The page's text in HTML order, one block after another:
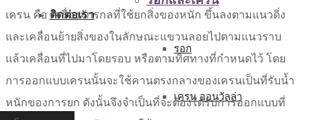
ติดต่อเรา
รอก
เครน ออนวัลล่า
เครน คือ เครื่องจักรกลที่ใช้ยกสิ่งของหนัก ขึ้นลงตามแนวดิ่ง
และเคลื่อนย้ายสิ่งของในลักษณะแขวนลอยไปตามแนวราบ
แล้วเคลื่อนที่ไปมาโดยรอบ หรือตามทิศทางที่กำหนดไว้ โดย
การออกแบบเครนนั้นจะใช้คานตรงกลางของเครนเป็นที่รับน้ำ
หนักของการยก ดังนั้นจึงจำเป็นที่จะต้องได้รับการออกแบบที่